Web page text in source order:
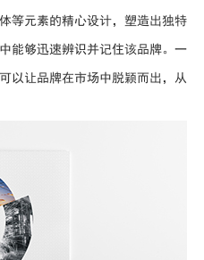
等元素的精心设计，塑造出独特
能够迅速辨识并记住该品牌。一
以让品牌在市场中脱颖而出，从